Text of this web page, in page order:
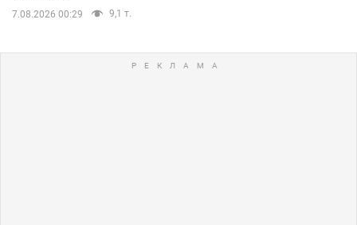
7.08.2026 00:29 9,1 т.